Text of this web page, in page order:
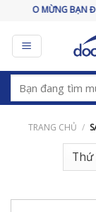
content
MỪNG BẠN ĐẾN
Tìm
kiếm:
TRANG CHỦ /